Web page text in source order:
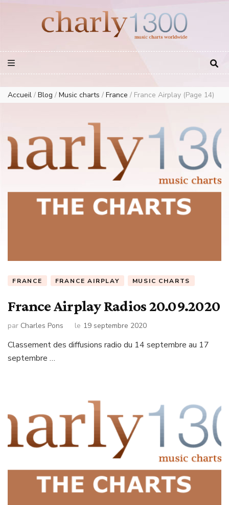
European Music Charts plus USA and Australia
Accueil / Blog / Music charts / France / France Airplay (Page 14)
FRANCE FRANCE AIRPLAY MUSIC CHARTS
France Airplay Radios 20.09.2020
par Charles Pons le 19 septembre 2020
Classement des diffusions radio du 14 septembre au 17
septembre …